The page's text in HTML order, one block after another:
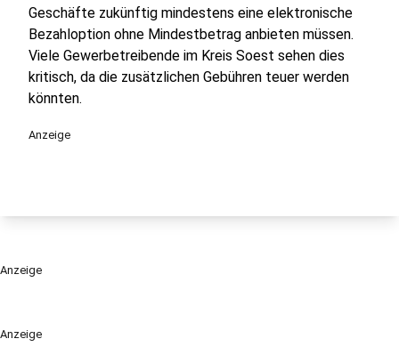
Anzeige
Geschäfte zukünftig mindestens eine elektronische
Bezahloption ohne Mindestbetrag anbieten müssen.
Viele Gewerbetreibende im Kreis Soest sehen dies
kritisch, da die zusätzlichen Gebühren teuer werden
könnten.
Anzeige
Anzeige